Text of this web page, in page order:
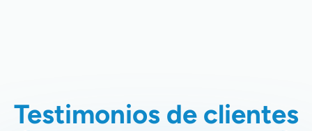
Testimonios de clientes